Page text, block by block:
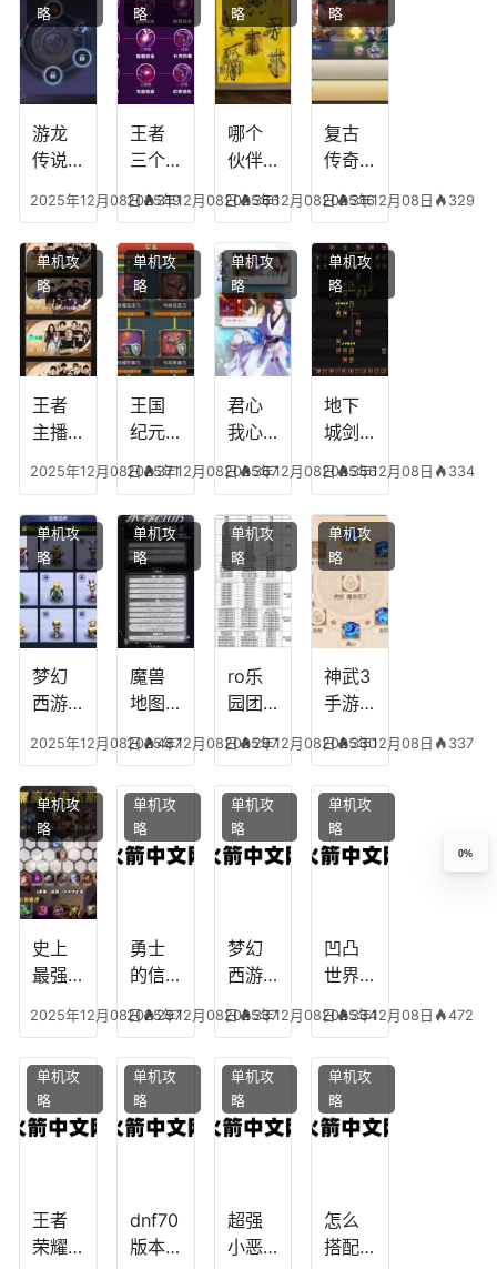
游龙
传说
技
能，
游龙
传说
多少
级能
挖矿
2025年12月08日 319
略
王者
三个
加
点，
王者
技能
可以
放三
个是
什么
模式
2025年12月08日 366
略
哪个
伙伴
心符
技
能，
失心
符命
中后
附加
五雷
2025年12月08日 316
略
复古
传奇
平民
搭配
阵
容，
复古
传奇
英雄
版哪
个组
合平
2025年12月08日 329
略
王者
主播
搭
配，
王者
最强
的主
播
2025年12月08日 371
单机攻
略
王国
纪元
搭
配，
王国
纪元
最强
2025年12月08日 367
单机攻
略
君心
我心
宫攻
略，
君心
我心
剧情
文本
2025年12月08日 356
单机攻
略
地下
城剑
能加
点
图，
地下
城剑
神用
什么
装备
2025年12月08日 334
单机攻
略
梦幻
西游
凡，
梦幻
十二
生肖
2025年12月08日 487
单机攻
略
魔兽
地图
任务
攻
略，
魔兽
世界
2025年12月08日 297
单机攻
略
ro乐
园团
附
魔，
乐园
团装
备任
2025年12月08日 330
单机攻
略
神武3
手游
辅助
技能
加
点，
神武
龙宫
怎么
2025年12月08日 337
单机攻
略
史上
最强
容搭
配，
最强
法师
2025年12月08日 297
单机攻
略
勇士
的信
物技
能，
勇士
的信
仰宠
个好
2025年12月08日 337
单机攻
略
梦幻
西游
炼丹
炉攻
略，
梦幻
西游
炉攻
略图
2025年12月08日 334
单机攻
略
凹凸
世界
全部
阵容
搭
配，
凹凸
阵容
搭配
2025年12月08日 472
单机攻
略
王者
荣耀S
单机攻
略
dnf70
版本
单机攻
略
超强
小恶
单机攻
略
怎么
搭配
单机攻
略
0%